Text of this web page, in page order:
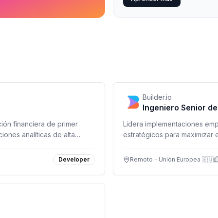
financiera de primer
analíticas de alta
Developer
Builder.io
Ingeniero Senior
Lidera implementaciones
estratégicos para maximizar
Remoto - Unión Europea 🇪🇺